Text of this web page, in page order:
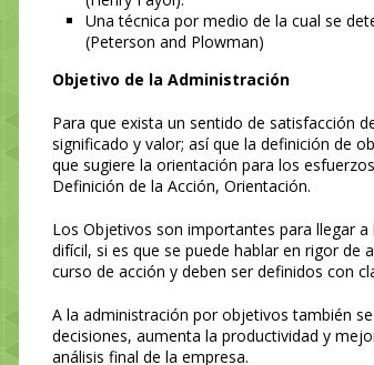
Una técnica por medio de la cual se
(Peterson and Plowman)
Objetivo de la Administración
Para que exista un sentido de satisfacción
significado y valor; así que la definición de
que sugiere la orientación para los
Definición de la Acción, Orientación.
Los Objetivos son importantes para llegar
difícil, si es que se puede hablar en rigor
curso de acción y deben ser definidos con
A la administración por objetivos también
decisiones, aumenta la productividad y
análisis final de la empresa.